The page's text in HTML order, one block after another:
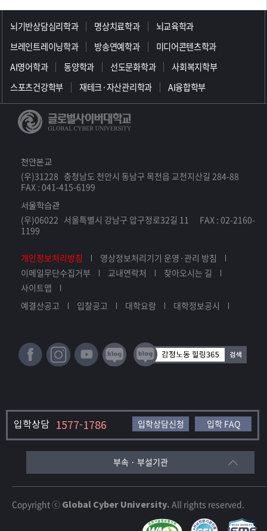
뇌기반상담심리학과 명상치료학과
뇌교육학과
브레인트레이닝학과
방송연예학과
미디어콘텐츠학과
AI영어학과
동양학과 선도문화학과
사회복지학부
스포츠건강학부
재테크·자산관리학과 AI융합학부
천안본교
(우)31228 충청남도 천안시 동남구 목천읍 교천지산길 284-88
FAX : 041-415-6199
서울학습관
(우)06022 서울특별시 강남구 압구정로32길 11 FAX : 02-2160-
1199
개인정보처리방침
영상정보처리기기 운영·관리 방침
이메일무단수집거부
교내연락처
찾아오시는 길
사이트맵
예결산공고
입찰공고 대학요람 대학정보공시
부속 · 부설기관
입학상담 1577-1786 입학상담신청 입학 FAQ
Copyright ⓒ Global Cyber University. All rights reserved.